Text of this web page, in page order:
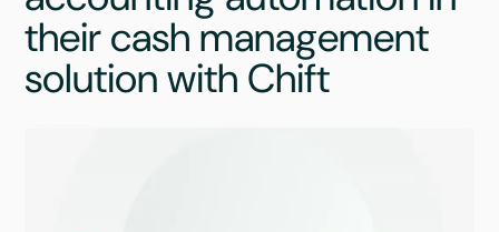
their cash management
solution with Chift